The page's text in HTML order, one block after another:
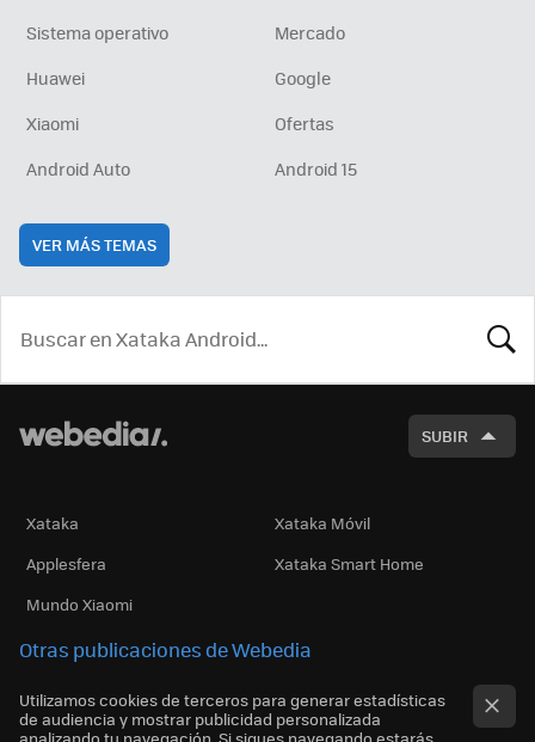
Sistema operativo
Mercado
Huawei
Google
Xiaomi
Ofertas
Android Auto
Android 15
VER MÁS TEMAS
SUBIR
Xataka
Xataka Móvil
Applesfera
Xataka Smart Home
Mundo Xiaomi
Otras publicaciones de Webedia
Utilizamos cookies de terceros para generar estadísticas
de audiencia y mostrar publicidad personalizada